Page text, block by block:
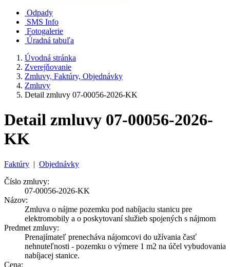
Odpady
SMS Info
Fotogalerie
Úradná tabuľa
Úvodná stránka
Zverejňovanie
Zmluvy, Faktúry, Objednávky
Zmluvy
Detail zmluvy 07-00056-2026-KK
Detail zmluvy 07-00056-2026-
KK
Faktúry | Objednávky
Číslo zmluvy:
07-00056-2026-KK
Názov:
Zmluva o nájme pozemku pod nabíjaciu stanicu pre
elektromobily a o poskytovaní služieb spojených s nájmom
Predmet zmluvy:
Prenajímateľ prenecháva nájomcovi do užívania časť
nehnuteľnosti - pozemku o výmere 1 m2 na účel vybudovania
nabíjacej stanice.
Cena: